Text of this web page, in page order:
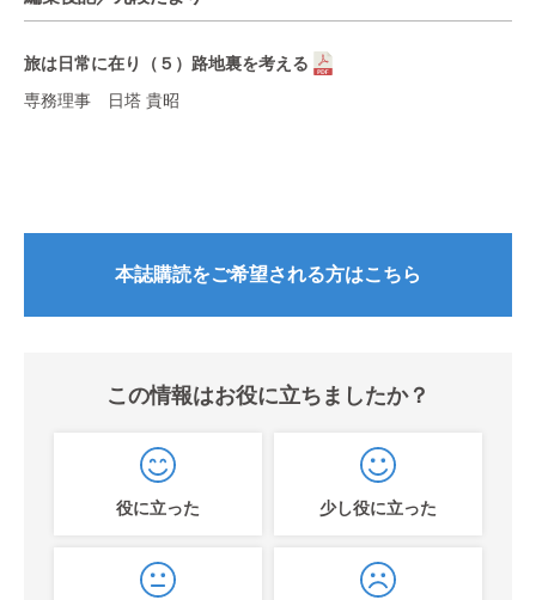
旅は日常に在り（５）路地裏を考える
専務理事 日塔 貴昭
本誌購読をご希望される方はこちら
この情報はお役に立ちましたか？
役に立った 少し役に立った